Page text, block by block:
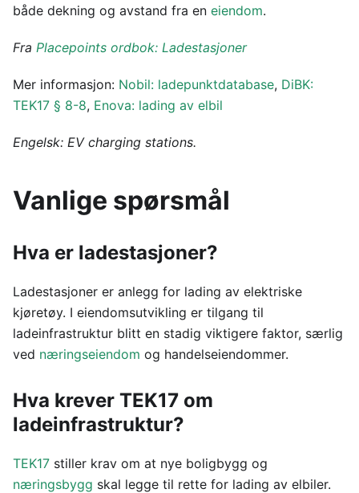
både dekning og avstand fra en eiendom.
Fra Placepoints ordbok: Ladestasjoner
Mer informasjon: Nobil: ladepunktdatabase, DiBK:
TEK17 § 8-8, Enova: lading av elbil
Engelsk: EV charging stations.
Vanlige spørsmål
Hva er ladestasjoner?
Ladestasjoner er anlegg for lading av elektriske
kjøretøy. I eiendomsutvikling er tilgang til
ladeinfrastruktur blitt en stadig viktigere faktor, særlig
ved næringseiendom og handelseiendommer.
Hva krever TEK17 om
ladeinfrastruktur?
TEK17 stiller krav om at nye boligbygg og
næringsbygg skal legge til rette for lading av elbiler.